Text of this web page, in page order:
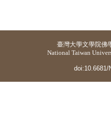
臺灣大學文學院佛
National Taiwan
doi:10.6681/